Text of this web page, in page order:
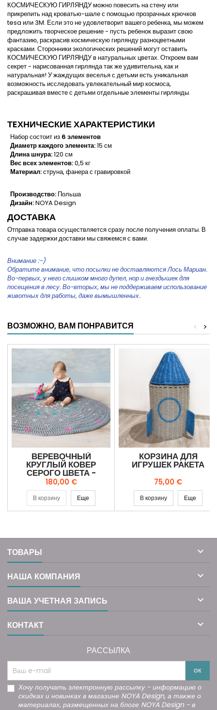
КОСМИЧЕСКУЮ ГИРЛЯНДУ можно повесить на стену или
прикрепить над кроватью-шале с помощью прозрачных крючков
tesa или 3M. Если это не удовлетворит вашего ребенка, мы можем
предложить творческое решение - пусть ребенок выразит свою
фантазию, раскрасив космическую гирлянду разноцветными
красками. Сторонники экологических решений могут оставить
КОСМИЧЕСКУЮ ГИРЛЯНДУ в натуральных цветах. Откроем вам
секрет - нарисованная гирлянда так же удивительна, как и
натуральная! У жаждущих веселья с детьми есть уникальная
возможность исследовать увлекательный мир космоса,
раскрашивая вместе с детьми отдельные элементы гирлянды.
ТEХНИЧЕСКИЕ ХАРАКТЕРИСТИКИ
Набор состоит из 6 элементов
Диаметр каждого элемента:15 см
Длина шнура:120 см
Вес всех элементов:0,5 кг
Материал:струна, фанера с гравировкой
Производство: Польша
Дизайн:NOYA Design
ДОСТАВКА
Отправка товара осуществляется сразу после получения оплаты. В
случае задержки доставки мы свяжемся с вами.
Внимание :-)
Обратите внимание, что посылки не доставляются Лось Мариан.
Во-первых, у него слишком много дупел, нор и гнездышек для
посещения в лесу. Во-вторых, мы не поддерживаем использование
животных для работы, даже вымышленных.
ВОЗМОЖНО, ВАМ ПОНРАВИТСЯ >
<
ВЕРЕВОЧНЫЙ
КРУГЛЫЙ КОВЕР
СЕРОГО ЦВЕТА -
МЛЕЧНЫЙ ПУТЬ -
КОСМОС
Цена
180,00 €
В корзину Еще
КОРЗИНА ДЛЯ
ИГРУШЕК РАКЕТА
Цена
75,00 €
В корзину Еще
ТОВАРЫ 
НАША КОМПАНИЯ 
ВАША УЧЕТНАЯ ЗАПИСЬ 
КОНТАКТ 
РАССЫЛКА
Хочу получать электронную рассылку - информацию о
скидках и новинках в магазине NOYA Design, а также о
материалах, размещенных на блоге NOYA Design - в